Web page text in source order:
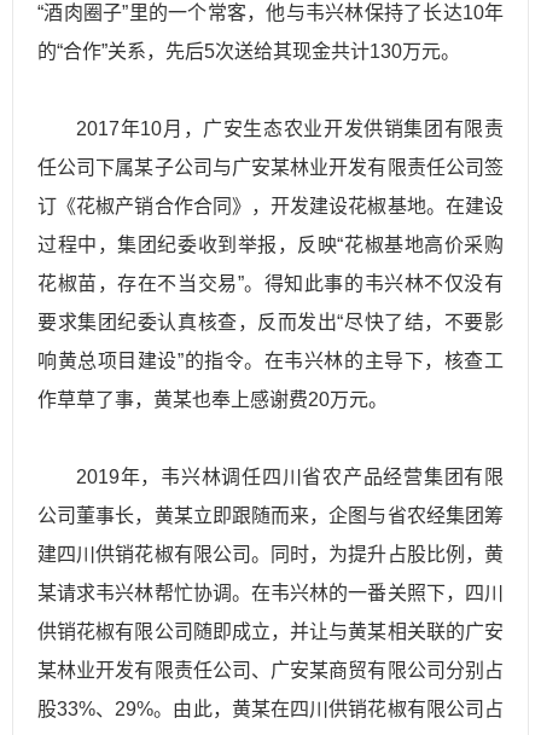
“酒肉圈子”里的一个常客，他与韦兴林保持了长达10年
的“合作”关系，先后5次送给其现金共计130万元。
2017年10月，广安生态农业开发供销集团有限责
任公司下属某子公司与广安某林业开发有限责任公司签
订《花椒产销合作合同》，开发建设花椒基地。在建设
过程中，集团纪委收到举报，反映“花椒基地高价采购
花椒苗，存在不当交易”。得知此事的韦兴林不仅没有
要求集团纪委认真核查，反而发出“尽快了结，不要影
响黄总项目建设”的指令。在韦兴林的主导下，核查工
作草草了事，黄某也奉上感谢费20万元。
2019年，韦兴林调任四川省农产品经营集团有限
公司董事长，黄某立即跟随而来，企图与省农经集团筹
建四川供销花椒有限公司。同时，为提升占股比例，黄
某请求韦兴林帮忙协调。在韦兴林的一番关照下，四川
供销花椒有限公司随即成立，并让与黄某相关联的广安
某林业开发有限责任公司、广安某商贸有限公司分别占
股33%、29%。由此，黄某在四川供销花椒有限公司占